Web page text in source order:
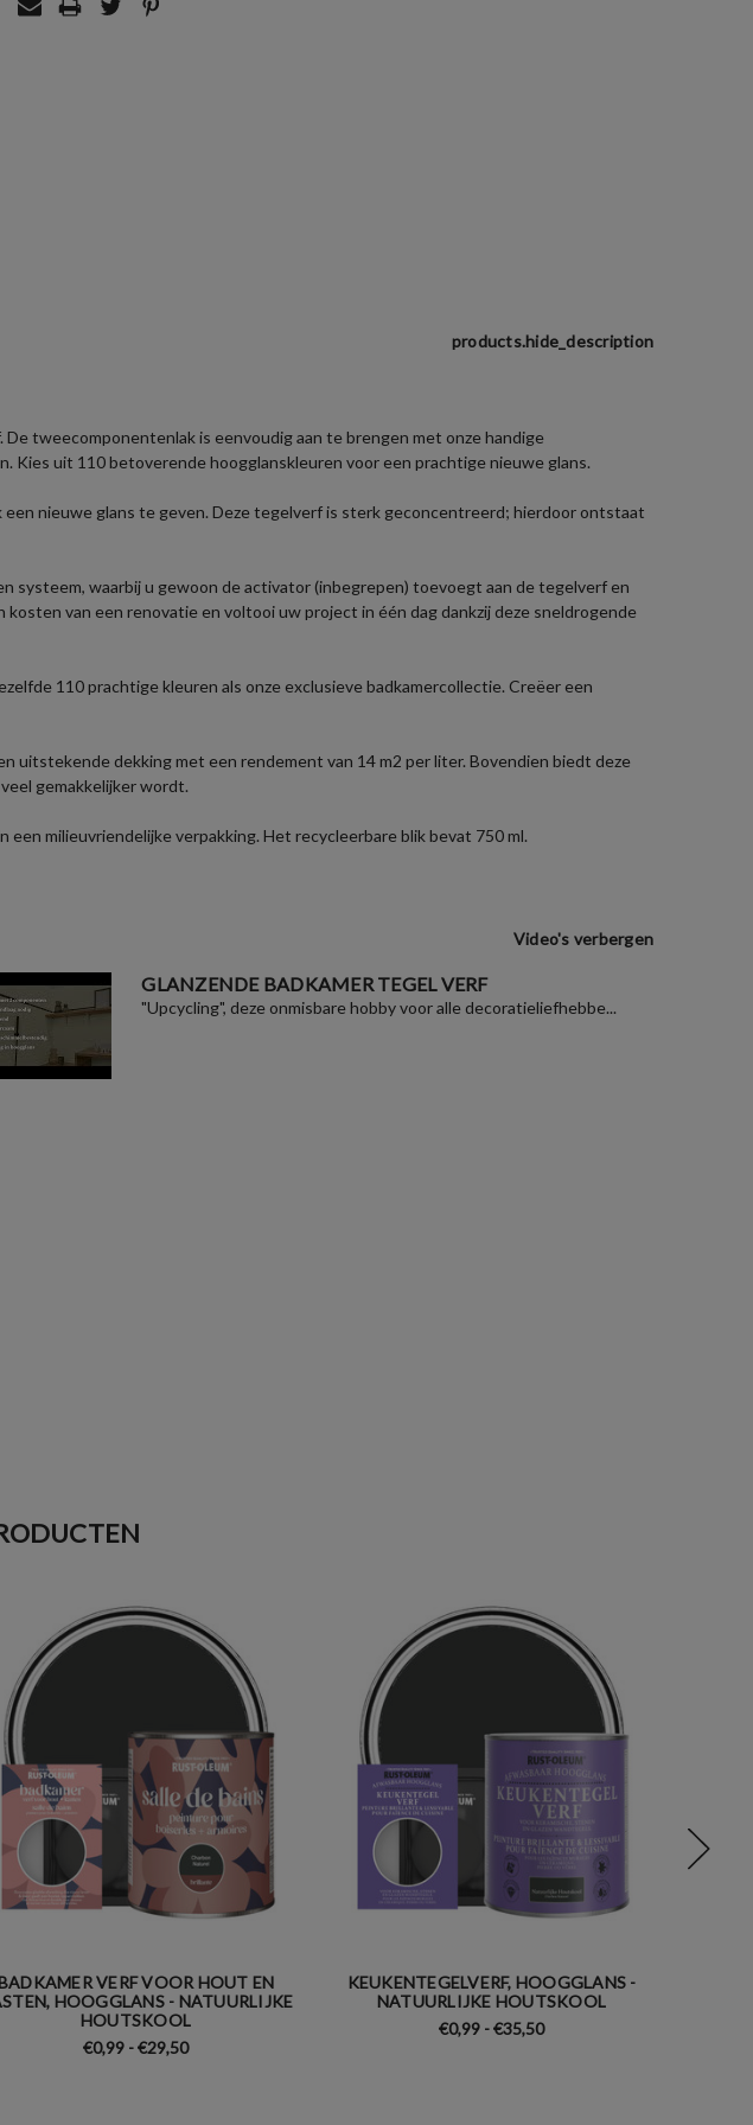
products.hide_description
tweecomponentenlak is eenvoudig aan te brengen met onze handige
Kies uit 110 betoverende hoogglanskleuren voor een prachtige nieuwe glans.
nieuwe glans te geven. Deze tegelverf is sterk geconcentreerd; hierdoor ontstaat
systeem, waarbij u gewoon de activator (inbegrepen) toevoegt aan de tegelverf en
van een renovatie en voltooi uw project in één dag dankzij deze sneldrogende
110 prachtige kleuren als onze exclusieve badkamercollectie. Creëer een
uitstekende dekking met een rendement van 14 m2 per liter. Bovendien biedt deze
gemakkelijker wordt.
milieuvriendelijke verpakking. Het recycleerbare blik bevat 750 ml.
Video's verbergen
GLANZENDE BADKAMER TEGEL VERF
"Upcycling", deze onmisbare hobby voor alle decoratieliefhebbe...
VERF VOOR HOUT EN
HOOGGLANS - NATUURLIJKE
HOUTSKOOL
€0,99 - €29,50
KEUKENTEGELVERF, HOOGGLANS -
NATUURLIJKE HOUTSKOOL
€0,99 - €35,50